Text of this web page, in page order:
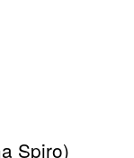
Spiro)